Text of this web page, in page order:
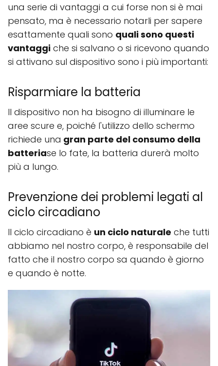
una serie di vantaggi a cui forse non si è mai
pensato, ma è necessario notarli per sapere
esattamente quali sono quali sono questi
vantaggi che si salvano o si ricevono quando
si attivano sul dispositivo sono i più importanti:
Risparmiare la batteria
Il dispositivo non ha bisogno di illuminare le
aree scure e, poiché l'utilizzo dello schermo
richiede una gran parte del consumo della
batteriase lo fate, la batteria durerà molto
più a lungo.
Prevenzione dei problemi legati al
ciclo circadiano
Il ciclo circadiano è un ciclo naturale che tutti
abbiamo nel nostro corpo, è responsabile del
fatto che il nostro corpo sa quando è giorno
e quando è notte.